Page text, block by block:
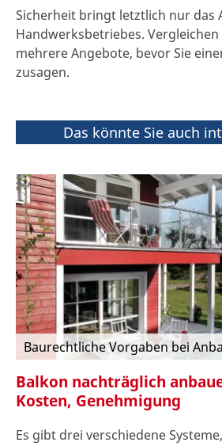
Sicherheit bringt letztlich nur das
Handwerksbetriebes. Vergleichen
mehrere Angebote, bevor Sie
zusagen.
Das könnte Sie auch
Baurechtliche Vorgaben bei
Balkon nachträglich
Kosten, Genehmigung
Es gibt drei verschiedene